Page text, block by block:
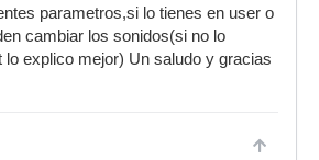
parametros,si lo tienes en user o
cambiar los sonidos(si no lo
lo explico mejor) Un saludo y gracias